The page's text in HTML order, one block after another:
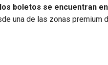
boletos se encuentran
una de las zonas premium